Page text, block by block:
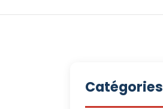
Catégories